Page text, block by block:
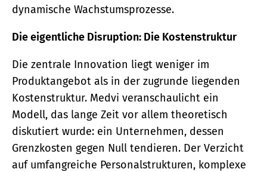
dynamische Wachstumsprozesse.
Die eigentliche Disruption: Die Kostenstruktur
Die zentrale Innovation liegt weniger im
Produktangebot als in der zugrunde liegenden
Kostenstruktur. Medvi veranschaulicht ein
Modell, das lange Zeit vor allem theoretisch
diskutiert wurde: ein Unternehmen, dessen
Grenzkosten gegen Null tendieren. Der Verzicht
auf umfangreiche Personalstrukturen, komplexe